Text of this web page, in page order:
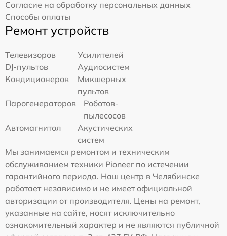
Согласие на обработку персональных данных
Способы оплаты
Ремонт устройств
Телевизоров
Усилителей
DJ-пультов
Аудиосистем
Кондиционеров
Микшерных
пультов
Парогенераторов
Роботов-
пылесосов
Автомагнитол
Акустических
систем
Мы занимаемся ремонтом и техническим
обслуживанием техники Pioneer по истечении
гарантийного периода. Наш центр в Челябинске
работает независимо и не имеет официальной
авторизации от производителя. Цены на ремонт,
указанные на сайте, носят исключительно
ознакомительный характер и не являются публичной